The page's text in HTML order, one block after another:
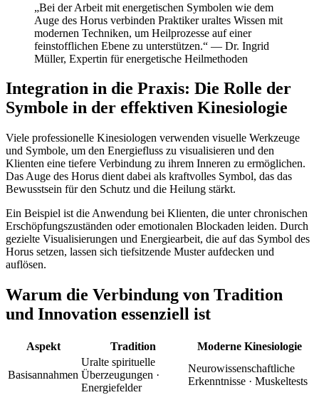
„Bei der Arbeit mit energetischen Symbolen wie dem
Auge des Horus verbinden Praktiker uraltes Wissen mit
modernen Techniken, um Heilprozesse auf einer
feinstofflichen Ebene zu unterstützen.“ — Dr. Ingrid
Müller, Expertin für energetische Heilmethoden
Integration in die Praxis: Die Rolle der
Symbole in der effektiven Kinesiologie
Viele professionelle Kinesiologen verwenden visuelle Werkzeuge
und Symbole, um den Energiefluss zu visualisieren und den
Klienten eine tiefere Verbindung zu ihrem Inneren zu ermöglichen.
Das Auge des Horus dient dabei als kraftvolles Symbol, das das
Bewusstsein für den Schutz und die Heilung stärkt.
Ein Beispiel ist die Anwendung bei Klienten, die unter chronischen
Erschöpfungszuständen oder emotionalen Blockaden leiden. Durch
gezielte Visualisierungen und Energiearbeit, die auf das Symbol des
Horus setzen, lassen sich tiefsitzende Muster aufdecken und
auflösen.
Warum die Verbindung von Tradition
und Innovation essenziell ist
Aspekt Tradition Moderne Kinesiologie
Basisannahmen
Uralte spirituelle
Überzeugungen ·
Energiefelder
Neurowissenschaftliche
Erkenntnisse · Muskeltests